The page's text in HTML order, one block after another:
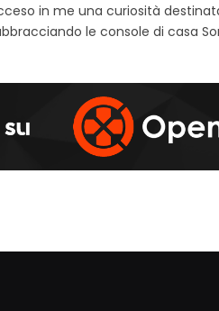
in me una curiosità
le console di casa